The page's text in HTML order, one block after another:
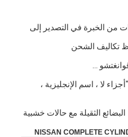
من الخبرة في التصدير إلى
لا ، اسم الإنجليزية ،
الثقيلة مع حالات خشبية